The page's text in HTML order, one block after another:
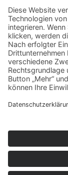
Datenschutz
Wir benötigen
Service zu
Wir verwenden
Informationen
Ihren
und
stimmen